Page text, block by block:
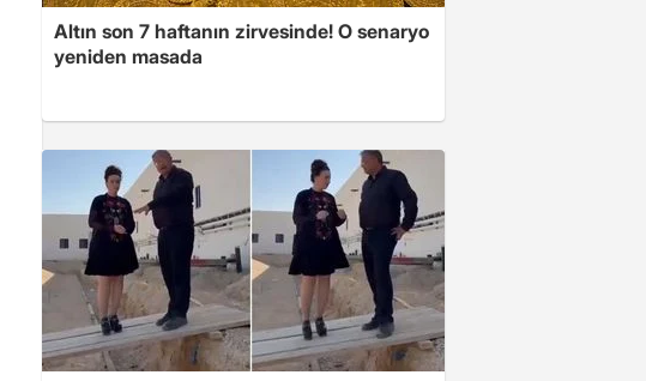
Altın son 7 haftanın zirvesinde! O senaryo
yeniden masada